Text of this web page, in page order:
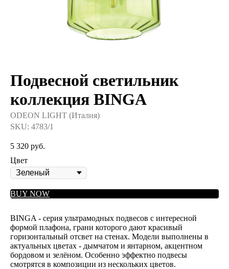
Подвесной светильник
коллекция BINGA
ODEON LIGHT (Италия)
SKU: 4783/1
5 320 руб.
Цвет
BUY NOW
BINGA - серия ультрамодных подвесов с интересной
формой плафона, грани которого дают красивый
горизонтальный отсвет на стенах. Модели выполнены в
актуальных цветах - дымчатом и янтарном, акцентном
бордовом и зелёном. Особенно эффектно подвесы
смотрятся в композиции из нескольких цветов.